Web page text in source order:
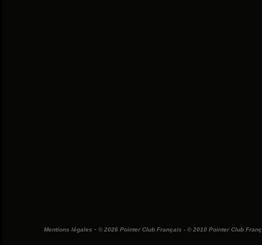
Mentions légales -© 2026 Pointer Club Français - © 2010 Pointer Club